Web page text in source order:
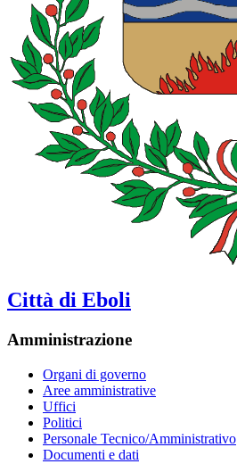
Città di Eboli
Amministrazione
Organi di governo
Aree amministrative
Uffici
Politici
Personale Tecnico/Amministrativo
Documenti e dati